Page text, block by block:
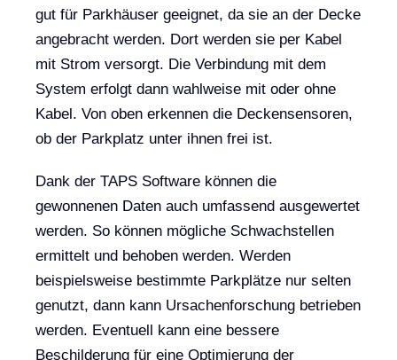
gut für Parkhäuser geeignet, da sie an der Decke
angebracht werden. Dort werden sie per Kabel
mit Strom versorgt. Die Verbindung mit dem
System erfolgt dann wahlweise mit oder ohne
Kabel. Von oben erkennen die Deckensensoren,
ob der Parkplatz unter ihnen frei ist.
Dank der TAPS Software können die
gewonnenen Daten auch umfassend ausgewertet
werden. So können mögliche Schwachstellen
ermittelt und behoben werden. Werden
beispielsweise bestimmte Parkplätze nur selten
genutzt, dann kann Ursachenforschung betrieben
werden. Eventuell kann eine bessere
Beschilderung für eine Optimierung der